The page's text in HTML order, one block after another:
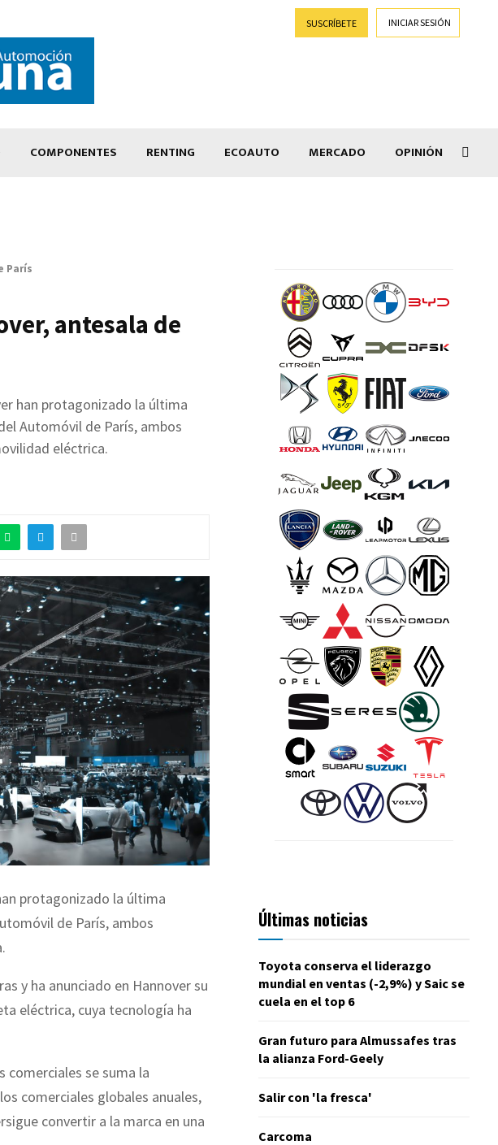
SUSCRÍBETE INICIAR SESIÓN
COMPONENTES RENTING ECOAUTO MERCADO OPINIÓN
París
antesala de
han protagonizado la última
Automóvil de París, ambos
eléctrica.
protagonizado la última
de París, ambos
y ha anunciado en Hannover su
eléctrica, cuya tecnología ha
comerciales se suma la
comerciales globales anuales,
convertir a la marca en una
Últimas noticias
Toyota conserva el liderazgo
mundial en ventas (-2,9%) y Saic se
cuela en el top 6
Gran futuro para Almussafes tras
la alianza Ford-Geely
Salir con 'la fresca'
Carcoma